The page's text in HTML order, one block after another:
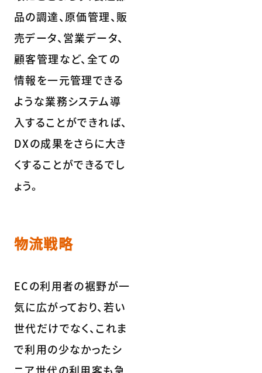
品の調達、原価管理、販
売データ、営業データ、
顧客管理など、全ての
情報を一元管理できる
ような業務システム導
入することができれば、
DXの成果をさらに大き
くすることができるでし
ょう。
物流戦略
ECの利用者の裾野が一
気に広がっており、若い
世代だけでなく、これま
で利用の少なかったシ